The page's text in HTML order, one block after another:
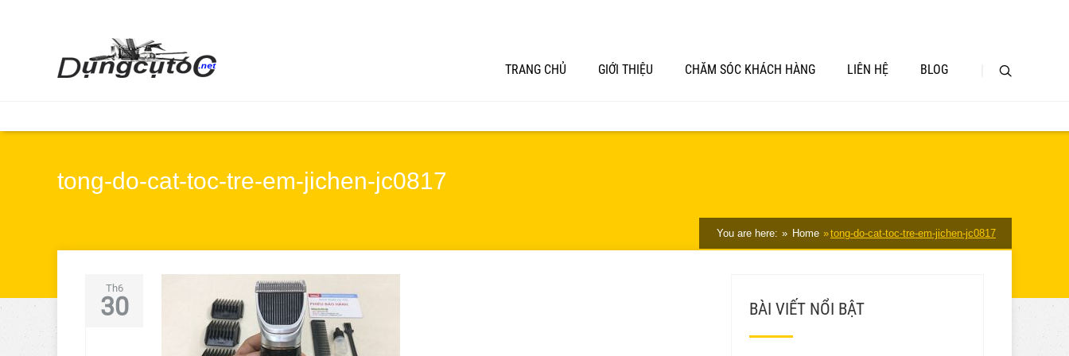
TRANG CHỦ GIỚI THIỆU CHĂM SÓC KHÁCH HÀNG LIÊN HỆ BLOG
tong-do-cat-toc-tre-em-jichen-jc0817
You are here: Home tong-do-cat-toc-tre-em-jichen-jc0817
Th6
30 BÀI VIẾT NỔI BẬT